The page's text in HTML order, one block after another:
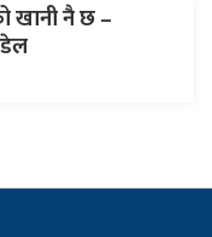
खानी नै छ –